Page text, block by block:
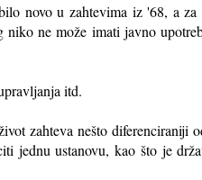
novo u zahtevima iz '68, a za
niko ne može imati javno
itd.
zahteva nešto diferenciraniji
jednu ustanovu, kao što je